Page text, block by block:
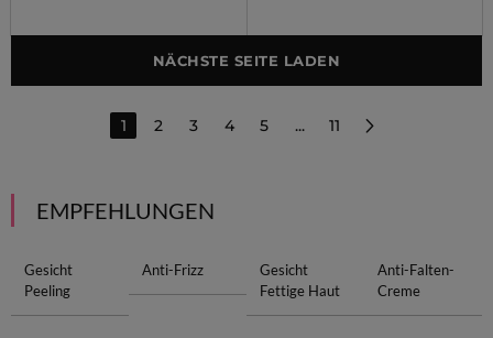
NÄCHSTE SEITE LADEN
1 2 3 4 5 ... 11
EMPFEHLUNGEN
Gesicht
Peeling
Anti-Frizz
Gesicht
Fettige Haut
Anti-Falten-
Creme